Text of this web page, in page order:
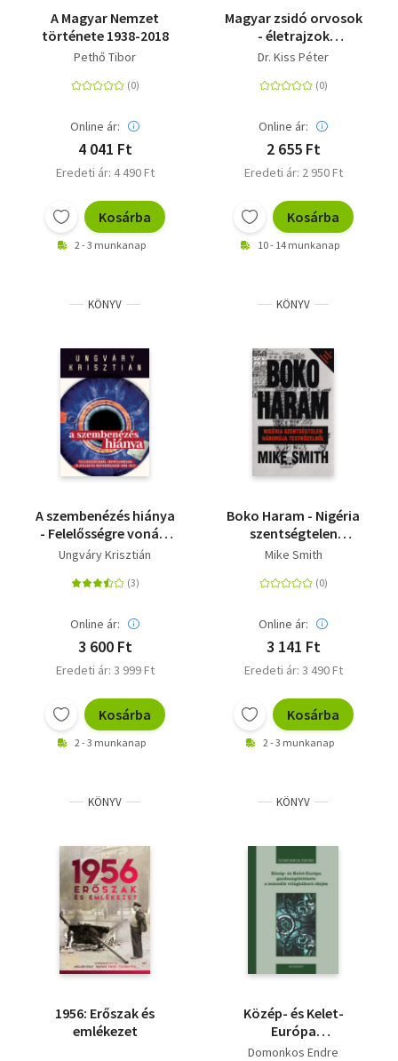
A Magyar Nemzet
története 1938-2018
Pethő Tibor
Online ár:
4 041 Ft
Eredeti ár: 4 490 Ft
Kosárba
2 - 3 munkanap
Magyar zsidó orvosok
- életrajzok
gyűjteménye
Dr. Kiss Péter
Online ár:
2 655 Ft
Eredeti ár: 2 950 Ft
Kosárba
10 - 14 munkanap
KÖNYV
A szembenézés hiánya
- Felelősségre vonás,
iratnyilvánosság és
Magyarországon 1990-
Ungváry Krisztián
Online ár:
3 600 Ft
Eredeti ár: 3 999 Ft
Kosárba
2 - 3 munkanap
KÖNYV
Boko Haram - Nigéria
szentségtelen
háborúja testközelből
Mike Smith
Online ár:
3 141 Ft
Eredeti ár: 3 490 Ft
Kosárba
2 - 3 munkanap
KÖNYV
1956: Erőszak és
emlékezet
KÖNYV
Közép- és Kelet-
Európa
gazdaságtörténete a
Domonkos Endre